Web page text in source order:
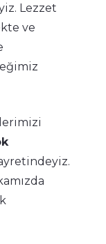
Lezzet
ve